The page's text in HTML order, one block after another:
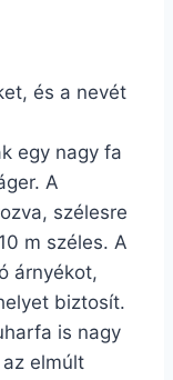
és a nevét
egy nagy fa
A
szélesre
m széles. A
árnyékot,
biztosít.
is nagy
elmúlt